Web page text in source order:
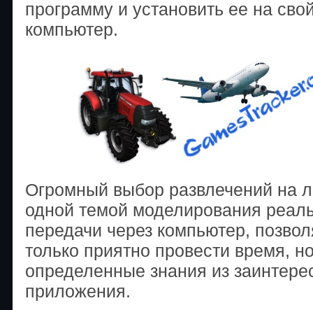
программу и установить ее на
компьютер.
Огромный выбор развлечений на
одной темой моделирования
передачи через компьютер,
только приятно провести время,
определенные знания из
приложения.